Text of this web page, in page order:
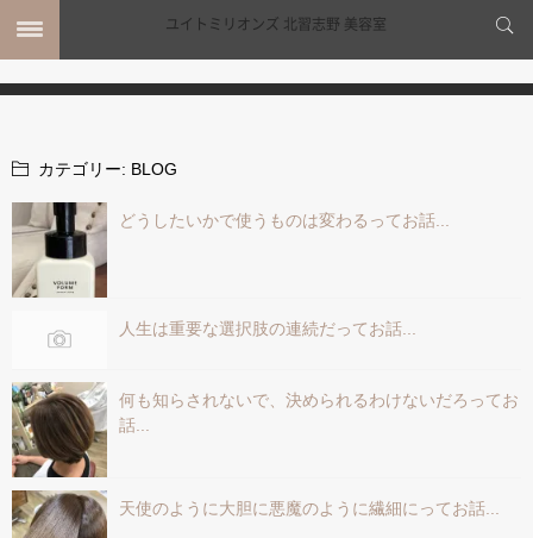
ホーム
SHOP INFO
STYLE
MAIL
MAP
カテゴリー: BLOG
どうしたいかで使うものは変わるってお話...
人生は重要な選択肢の連続だってお話...
何も知らされないで、決められるわけないだろってお
話...
天使のように大胆に悪魔のように繊細にってお話...